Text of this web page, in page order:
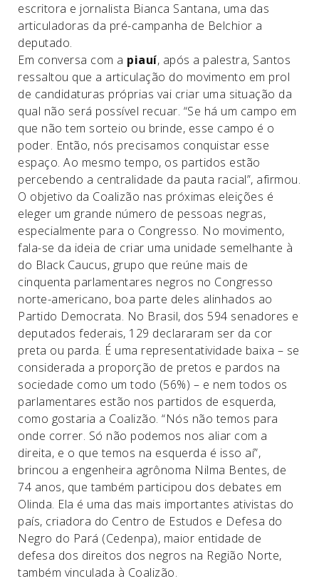
escritora e jornalista Bianca Santana, uma das
articuladoras da pré-campanha de Belchior a
deputado.
Em conversa com a piauí, após a palestra, Santos
ressaltou que a articulação do movimento em prol
de candidaturas próprias vai criar uma situação da
qual não será possível recuar. “Se há um campo em
que não tem sorteio ou brinde, esse campo é o
poder. Então, nós precisamos conquistar esse
espaço. Ao mesmo tempo, os partidos estão
percebendo a centralidade da pauta racial”, afirmou.
O objetivo da Coalizão nas próximas eleições é
eleger um grande número de pessoas negras,
especialmente para o Congresso. No movimento,
fala-se da ideia de criar uma unidade semelhante à
do Black Caucus, grupo que reúne mais de
cinquenta parlamentares negros no Congresso
norte-americano, boa parte deles alinhados ao
Partido Democrata. No Brasil, dos 594 senadores e
deputados federais, 129 declararam ser da cor
preta ou parda. É uma representatividade baixa – se
considerada a proporção de pretos e pardos na
sociedade como um todo (56%) – e nem todos os
parlamentares estão nos partidos de esquerda,
como gostaria a Coalizão. “Nós não temos para
onde correr. Só não podemos nos aliar com a
direita, e o que temos na esquerda é isso aí”,
brincou a engenheira agrônoma Nilma Bentes, de
74 anos, que também participou dos debates em
Olinda. Ela é uma das mais importantes ativistas do
país, criadora do Centro de Estudos e Defesa do
Negro do Pará (Cedenpa), maior entidade de
defesa dos direitos dos negros na Região Norte,
também vinculada à Coalizão.